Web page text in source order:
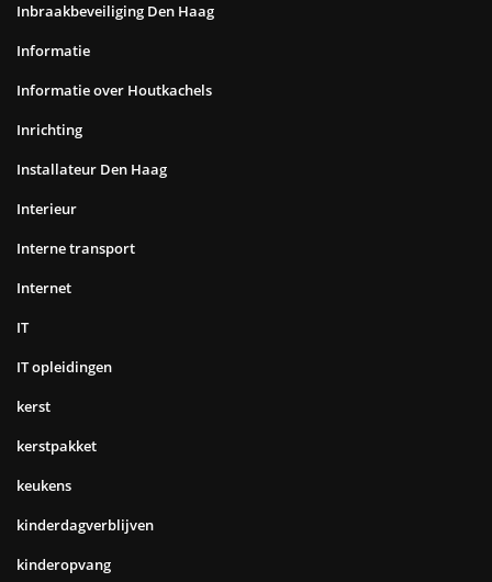
Inbraakbeveiliging Den Haag
Informatie
Informatie over Houtkachels
Inrichting
Installateur Den Haag
Interieur
Interne transport
Internet
IT
IT opleidingen
kerst
kerstpakket
keukens
kinderdagverblijven
kinderopvang